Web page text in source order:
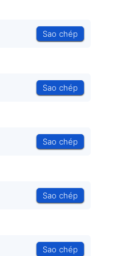
Sao chép
Sao chép
Sao chép
Sao chép
Sao chép